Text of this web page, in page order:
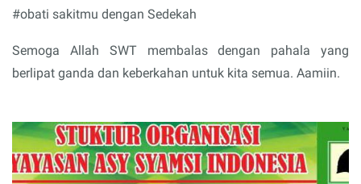
#obati sakitmu dengan Sedekah
Semoga Allah SWT membalas dengan pahala yang
berlipat ganda dan keberkahan untuk kita semua. Aamiin.